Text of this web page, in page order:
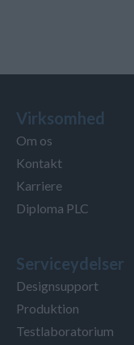
Virksomhed
Om os
Kontakt
Karriere
Diploma PLC
Serviceydelser
Designsupport
Produktion
Testlaboratorium